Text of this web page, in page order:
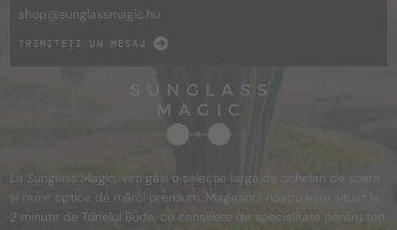
shop@sunglassmagic.hu
TRIMITEȚI UN MESAJ
La Sunglass Magic, veți găsi o selecție largă de ochelari de soare
și rame optice de mărci premium. Magazinul nostru este situat la
2 minute de Tunelul Buda, cu consiliere de specialitate pentru toți.